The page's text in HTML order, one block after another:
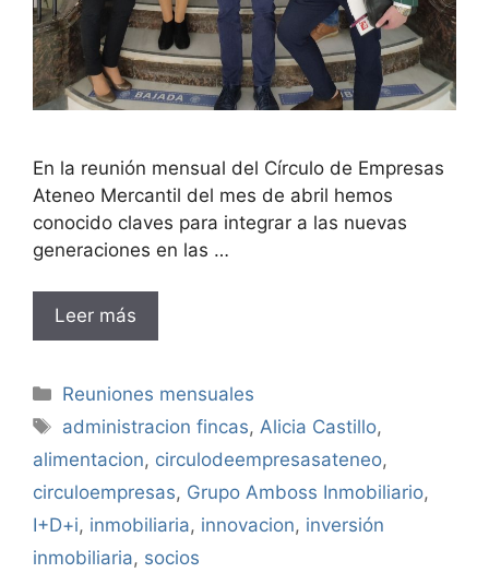
En la reunión mensual del Círculo de Empresas
Ateneo Mercantil del mes de abril hemos
conocido claves para integrar a las nuevas
generaciones en las …
Leer más
Categorías
Reuniones mensuales
Etiquetas
administracion fincas,Alicia Castillo,
alimentacion, circulodeempresasateneo,
circuloempresas, Grupo Amboss Inmobiliario,
I+D+i, inmobiliaria, innovacion, inversión
inmobiliaria, socios